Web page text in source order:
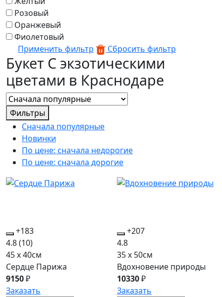
Розовый
Оранжевый
Фиолетовый
Применить фильтр
Сбросить фильтр
Букет С экзотическими
цветами в Краснодаре
Фильтры
Сначала популярные
Новинки
По цене: сначала недорогие
По цене: сначала дорогие
+183
4.8(10)
45 x 40см
Сердце Парижа
9150₽
Заказать
+207
4.8
35 x 50см
Вдохновение природы
10330₽
Заказать